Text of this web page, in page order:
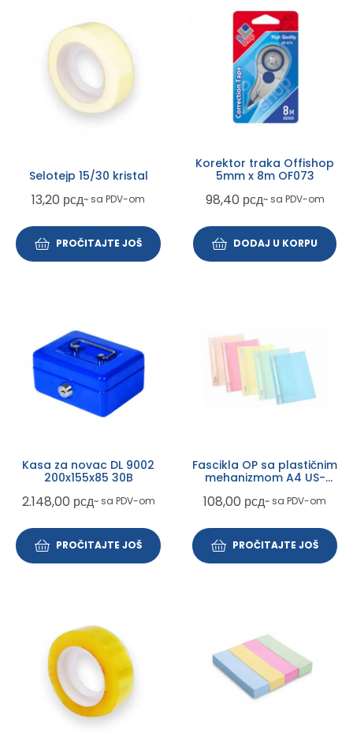
Selotejp 15/30 kristal
13,20 рсд~ sa PDV-om
PROČITAJTE JOŠ
Korektor traka Offishop
5mm x 8m OF073
98,40 рсд~ sa PDV-om
DODAJ U KORPU
Kasa za novac DL 9002
200x155x85 30B
2.148,00 рсд~ sa PDV-om
PROČITAJTE JOŠ
Fascikla OP sa plastičnim
mehanizmom A4 US-
108,00 рсд~ sa PDV-om
PROČITAJTE JOŠ